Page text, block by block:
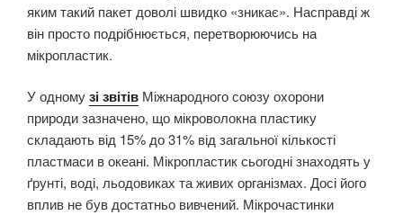
яким такий пакет доволі швидко «зникає». Насправді ж
він просто подрібнюється, перетворюючись на
мікропластик.
У одномузі звітів Міжнародного союзу охорони
природи зазначено, що мікроволокна пластику
складають від 15% до 31% від загальної кількості
пластмаси в океані. Мікропластик сьогодні знаходять у
ґрунті, воді, льодовиках та живих організмах. Досі його
вплив не був достатньо вивчений. Мікрочастинки